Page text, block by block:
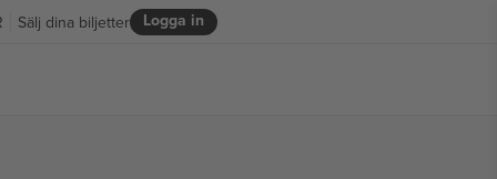
Logga in
Sälj dina biljetter